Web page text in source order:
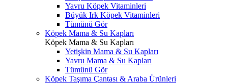
Yavru Köpek Vitaminleri
Büyük Irk Köpek Vitaminleri
Tümünü Gör
Köpek Mama & Su Kapları
Köpek Mama & Su Kapları
Yetişkin Mama & Su Kapları
Yavru Mama & Su Kapları
Tümünü Gör
Köpek Taşıma Çantası & Araba Ürünleri